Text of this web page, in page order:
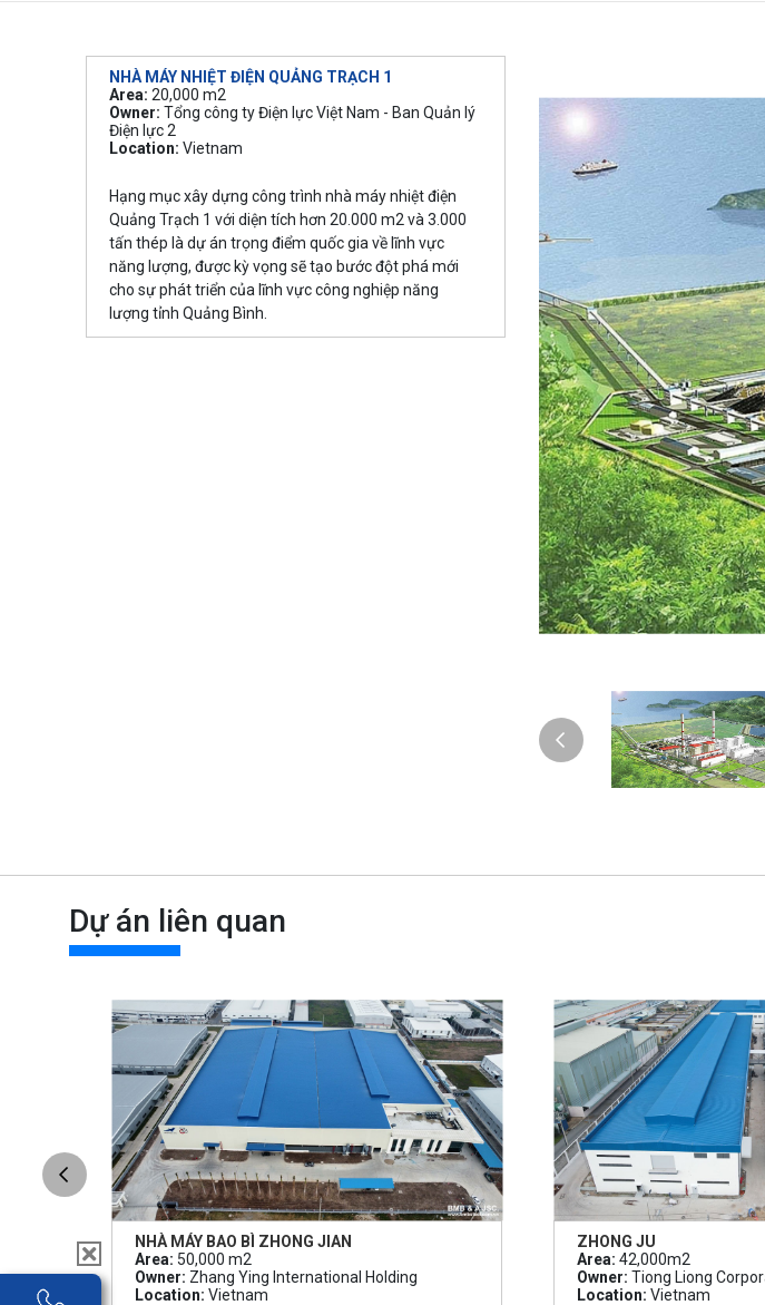
NHÀ MÁY NHIỆT ĐIỆN QUẢNG TRẠCH 1
Area: 20,000 m2
Owner: Tổng công ty Điện lực Việt Nam - Ban Quản lý
Điện lực 2
Location: Vietnam
Hạng mục xây dựng công trình nhà máy nhiệt điện
Quảng Trạch 1 với diện tích hơn 20.000 m2 và 3.000
tấn thép là dự án trọng điểm quốc gia về lĩnh vực
năng lượng, được kỳ vọng sẽ tạo bước đột phá mới
cho sự phát triển của lĩnh vực công nghiệp năng
lượng tỉnh Quảng Bình.
Dự án liên quan
NHÀ MÁY BAO BÌ ZHONG JIAN
Area: 50,000 m2
Owner: Zhang Ying International Holding
Location: Vietnam
ZHONG JU
Area: 42,000m2
Owner: Tiong Liong
Location: Vietnam